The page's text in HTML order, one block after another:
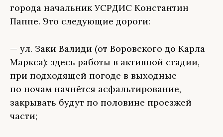
города начальник УСРДИС Константин
Паппе. Это следующие дороги:
— ул. Заки Валиди (от Воровского до Карла
Маркса): здесь работы в активной стадии,
при подходящей погоде в выходные
по ночам начнётся асфальтирование,
закрывать будут по половине проезжей
части;